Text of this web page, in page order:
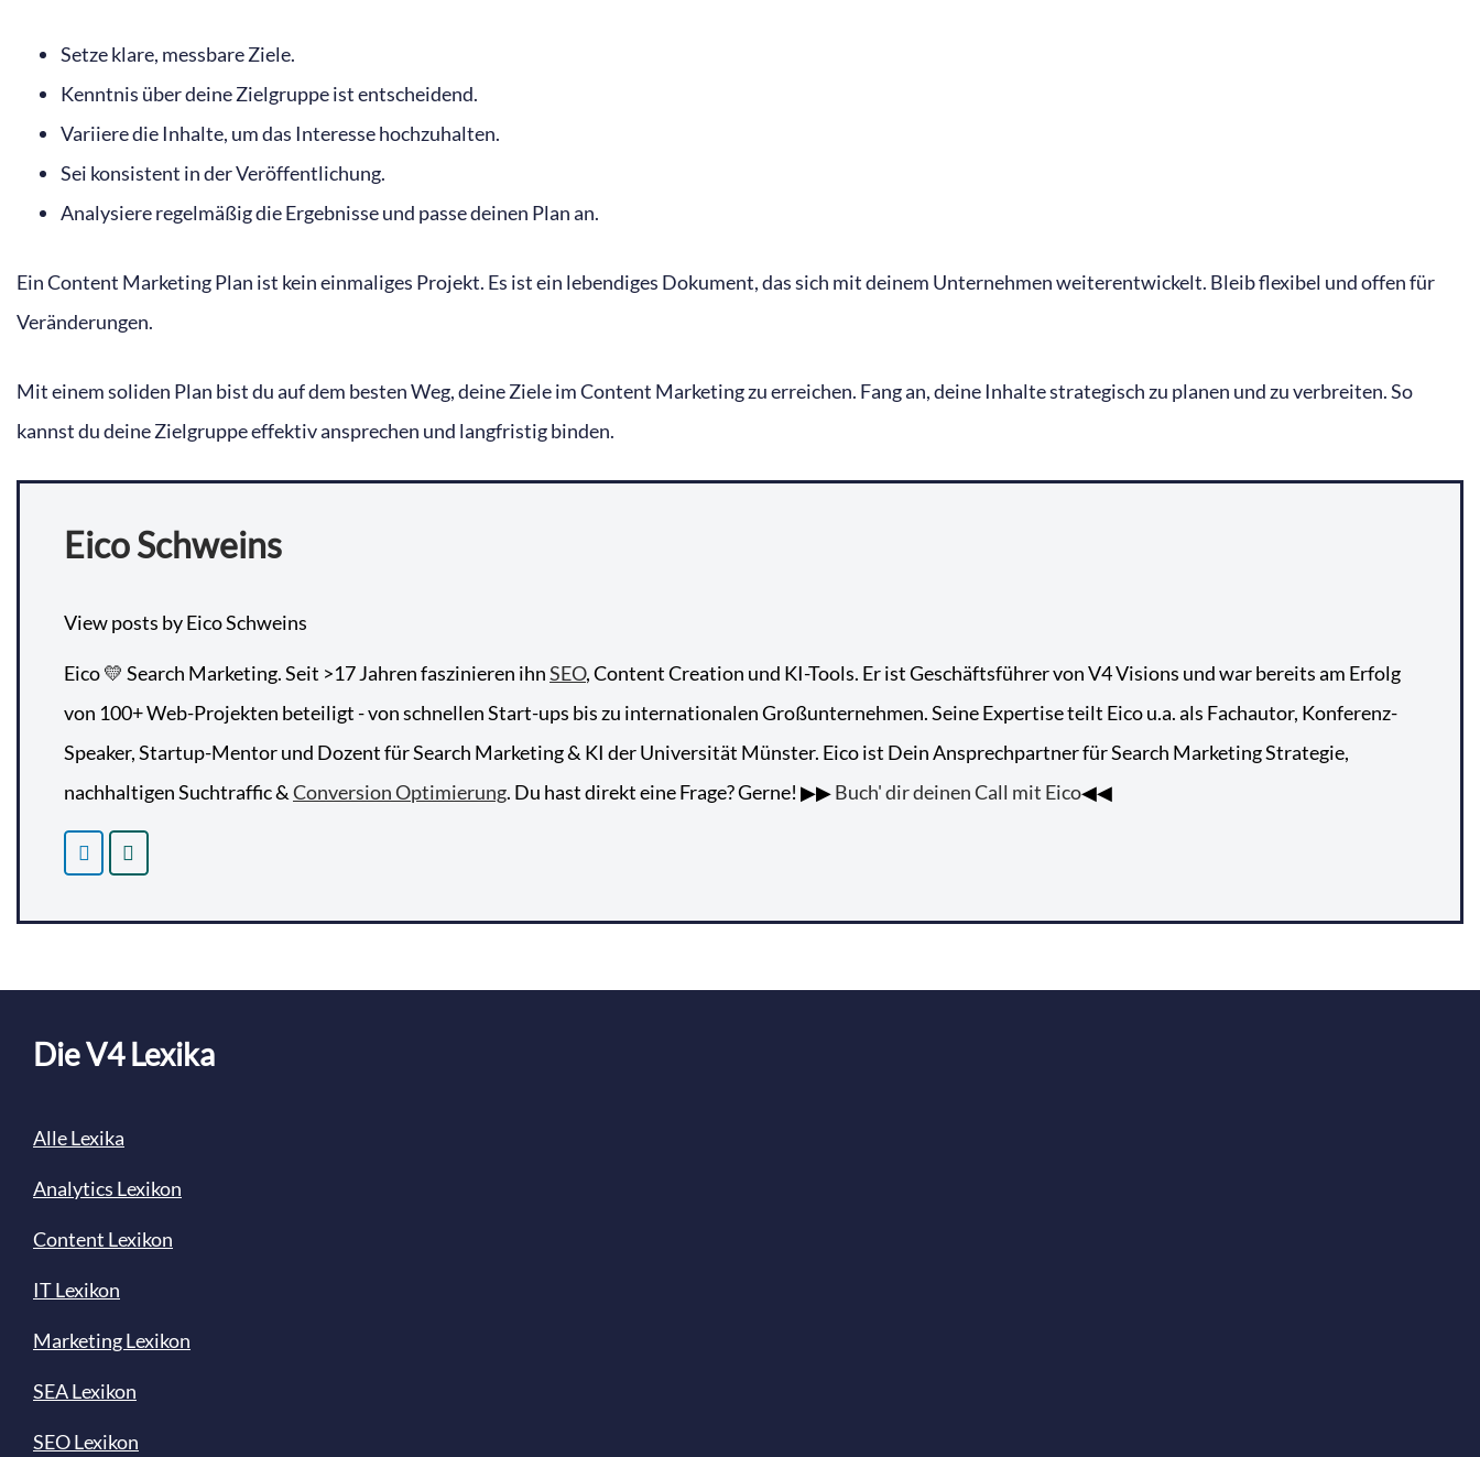
Setze klare, messbare Ziele.
Kenntnis über deine Zielgruppe ist entscheidend.
Variiere die Inhalte, um das Interesse hochzuhalten.
Sei konsistent in der Veröffentlichung.
Analysiere regelmäßig die Ergebnisse und passe deinen Plan an.
Ein Content Marketing Plan ist kein einmaliges Projekt. Es ist ein lebendiges Dokument, das sich mit deinem Unternehmen weiterentwickelt. Bleib flexibel und offen für
Veränderungen.
Mit einem soliden Plan bist du auf dem besten Weg, deine Ziele im Content Marketing zu erreichen. Fang an, deine Inhalte strategisch zu planen und zu verbreiten. So
kannst du deine Zielgruppe effektiv ansprechen und langfristig binden.
Eico Schweins
View posts by Eico Schweins
Eico 💛 Search Marketing. Seit >17 Jahren faszinieren ihnSEO, Content Creation und KI-Tools. Er ist Geschäftsführer von V4 Visions und war bereits am Erfolg
von 100+ Web-Projekten beteiligt - von schnellen Start-ups bis zu internationalen Großunternehmen. Seine Expertise teilt Eico u.a. als Fachautor, Konferenz-
Speaker, Startup-Mentor und Dozent für Search Marketing & KI der Universität Münster. Eico ist Dein Ansprechpartner für Search Marketing Strategie,
nachhaltigen Suchtraffic &Conversion Optimierung. Du hast direkt eine Frage? Gerne! ▶▶Buch' dir deinen Call mit Eico◀◀
Die V4 Lexika
Alle Lexika
Analytics Lexikon
Content Lexikon
IT Lexikon
Marketing Lexikon
SEA Lexikon
SEO Lexikon